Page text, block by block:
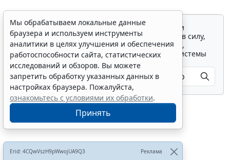
Для просмотра актуального текста документа и
получения полной информации о вступлении в силу,
изменениях и порядке применения документа,
воспользуйтесь поиском в Интернет-версии системы
ГАРАНТ:
Показать все материалы
Мы обрабатываем локальные данные
браузера и используем инструменты
аналитики в целях улучшения и обеспечения
работоспособности сайта, статистических
исследований и обзоров. Вы можете
запретить обработку указанных данных в
настройках браузера. Пожалуйста,
ознакомьтесь с условиями их обработки.
Принять
Erid: 4CQwVszH9pWwojUA9Q3 Реклама